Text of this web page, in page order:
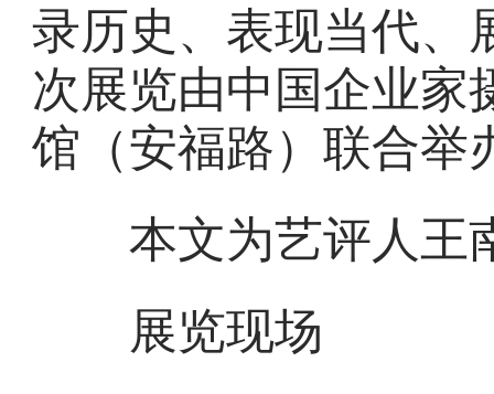
录历史、表现当代、
次展览由中国企业家
馆（安福路）联合举
本文为艺评人王
展览现场